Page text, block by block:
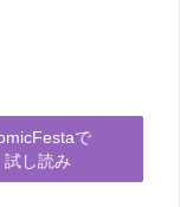
で
試し読み